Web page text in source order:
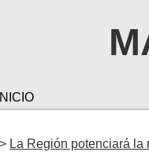
INICIO
La Región potenciará